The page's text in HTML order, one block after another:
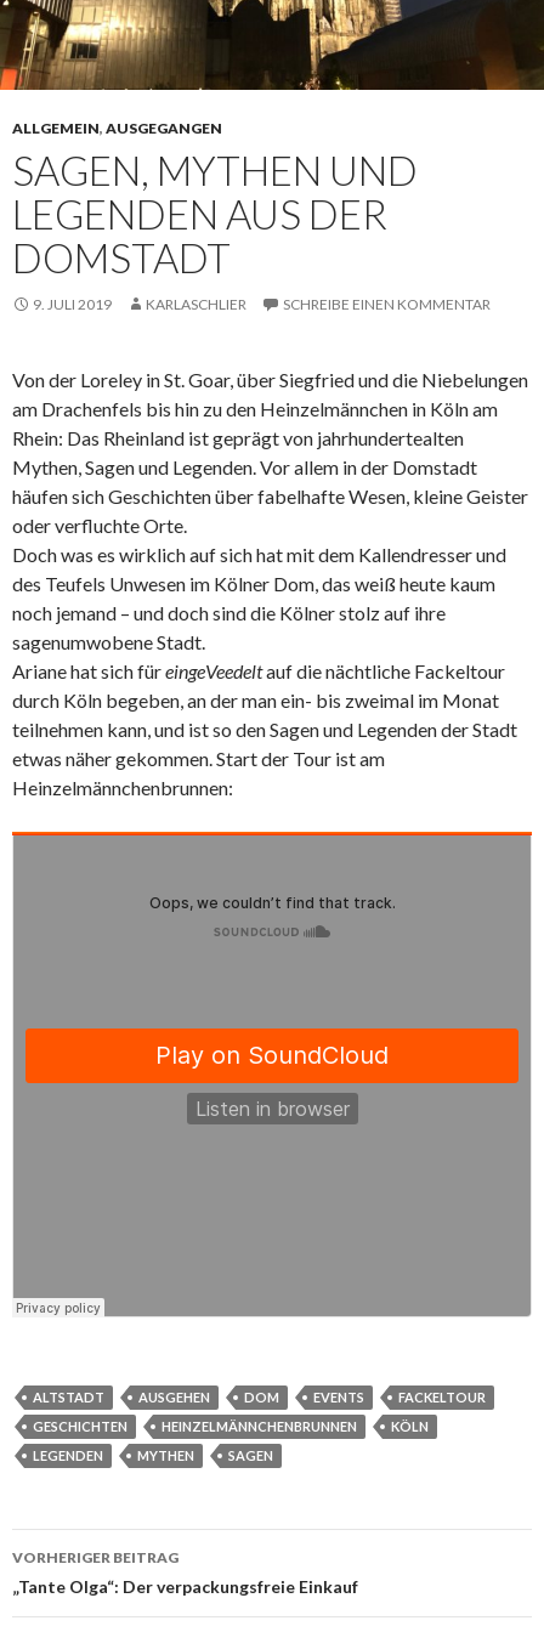
ALLGEMEIN, AUSGEGANGEN
SAGEN, MYTHEN UND
LEGENDEN AUS DER
DOMSTADT
9. JULI 2019 KARLASCHLIER SCHREIBE EINEN KOMMENTAR
Von der Loreley in St. Goar, über Siegfried und die Niebelungen
am Drachenfels bis hin zu den Heinzelmännchen in Köln am
Rhein: Das Rheinland ist geprägt von jahrhundertealten
Mythen, Sagen und Legenden. Vor allem in der Domstadt
häufen sich Geschichten über fabelhafte Wesen, kleine Geister
oder verfluchte Orte.
Doch was es wirklich auf sich hat mit dem Kallendresser und
des Teufels Unwesen im Kölner Dom, das weiß heute kaum
noch jemand – und doch sind die Kölner stolz auf ihre
sagenumwobene Stadt.
Ariane hat sich füreingeVeedeltauf die nächtliche Fackeltour
durch Köln begeben, an der man ein- bis zweimal im Monat
teilnehmen kann, und ist so den Sagen und Legenden der Stadt
etwas näher gekommen. Start der Tour ist am
Heinzelmännchenbrunnen:
ALTSTADT AUSGEHEN DOM EVENTS
FACKELTOUR
GESCHICHTEN
HEINZELMÄNNCHENBRUNNEN
KÖLN
LEGENDEN
MYTHEN SAGEN
Beitrags-
Navigation
VORHERIGER BEITRAG
„Tante Olga“: Der verpackungsfreie Einkauf